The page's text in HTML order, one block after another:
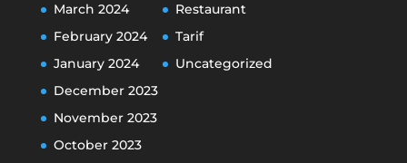
March 2024
February 2024
January 2024
December 2023
November 2023
October 2023
Restaurant
Tarif
Uncategorized